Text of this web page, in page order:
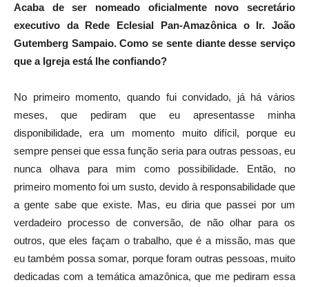
Acaba de ser nomeado oficialmente novo secretário
executivo da Rede Eclesial Pan-Amazônica o Ir. João
Gutemberg Sampaio. Como se sente diante desse serviço
que a Igreja está lhe confiando?
No primeiro momento, quando fui convidado, já há vários
meses, que pediram que eu apresentasse minha
disponibilidade, era um momento muito difícil, porque eu
sempre pensei que essa função seria para outras pessoas, eu
nunca olhava para mim como possibilidade. Então, no
primeiro momento foi um susto, devido à responsabilidade que
a gente sabe que existe. Mas, eu diria que passei por um
verdadeiro processo de conversão, de não olhar para os
outros, que eles façam o trabalho, que é a missão, mas que
eu também possa somar, porque foram outras pessoas, muito
dedicadas com a temática amazônica, que me pediram essa